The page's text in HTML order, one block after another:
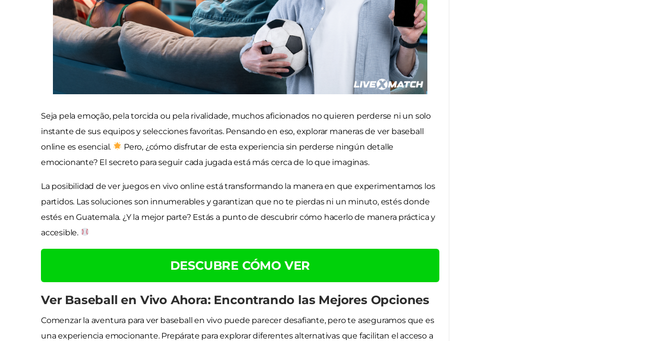
Seja pela emoção, pela torcida ou pela rivalidade, muchos aficionados no quieren perderse ni un solo
instante de sus equipos y selecciones favoritas. Pensando en eso, explorar maneras de ver baseball
online es esencial.
Pero, ¿cómo disfrutar de esta experiencia sin perderse ningún detalle
emocionante? El secreto para seguir cada jugada está más cerca de lo que imaginas.
La posibilidad de ver juegos en vivo online está transformando la manera en que experimentamos los
partidos. Las soluciones son innumerables y garantizan que no te pierdas ni un minuto, estés donde
estés en Guatemala. ¿Y la mejor parte? Estás a punto de descubrir cómo hacerlo de manera práctica y
accesible.
DESCUBRE CÓMO VER
Ver Baseball en Vivo Ahora: Encontrando las Mejores Opciones
Comenzar la aventura para ver baseball en vivo puede parecer desafiante, pero te aseguramos que es
una experiencia emocionante. Prepárate para explorar diferentes alternativas que facilitan el acceso a